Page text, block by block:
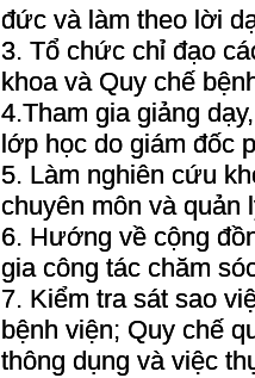
đức và làm theo lời
3. Tổ chức chỉ đạo
khoa và Quy chế
4.Tham gia giảng
lớp học do giám đốc
5. Làm nghiên cứu
chuyên môn và quản
6. Hướng về cộng
gia công tác chăm
7. Kiểm tra sát sao
bệnh viện; Quy chế
thông dụng và việc